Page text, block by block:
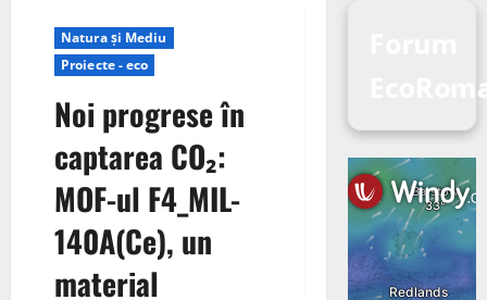
Natura și Mediu
Proiecte - eco
Noi progrese în
captarea CO₂:
MOF-ul F4_MIL-
140A(Ce), un
material